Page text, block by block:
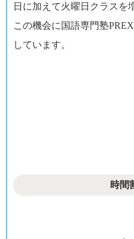
日に加えて火曜日クラスを
この機会に国語専門塾
しています。
時間